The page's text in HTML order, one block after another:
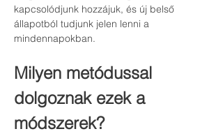
kapcsolódjunk hozzájuk, és új belső
állapotból tudjunk jelen lenni a
mindennapokban.
Milyen metódussal
dolgoznak ezek a
módszerek?